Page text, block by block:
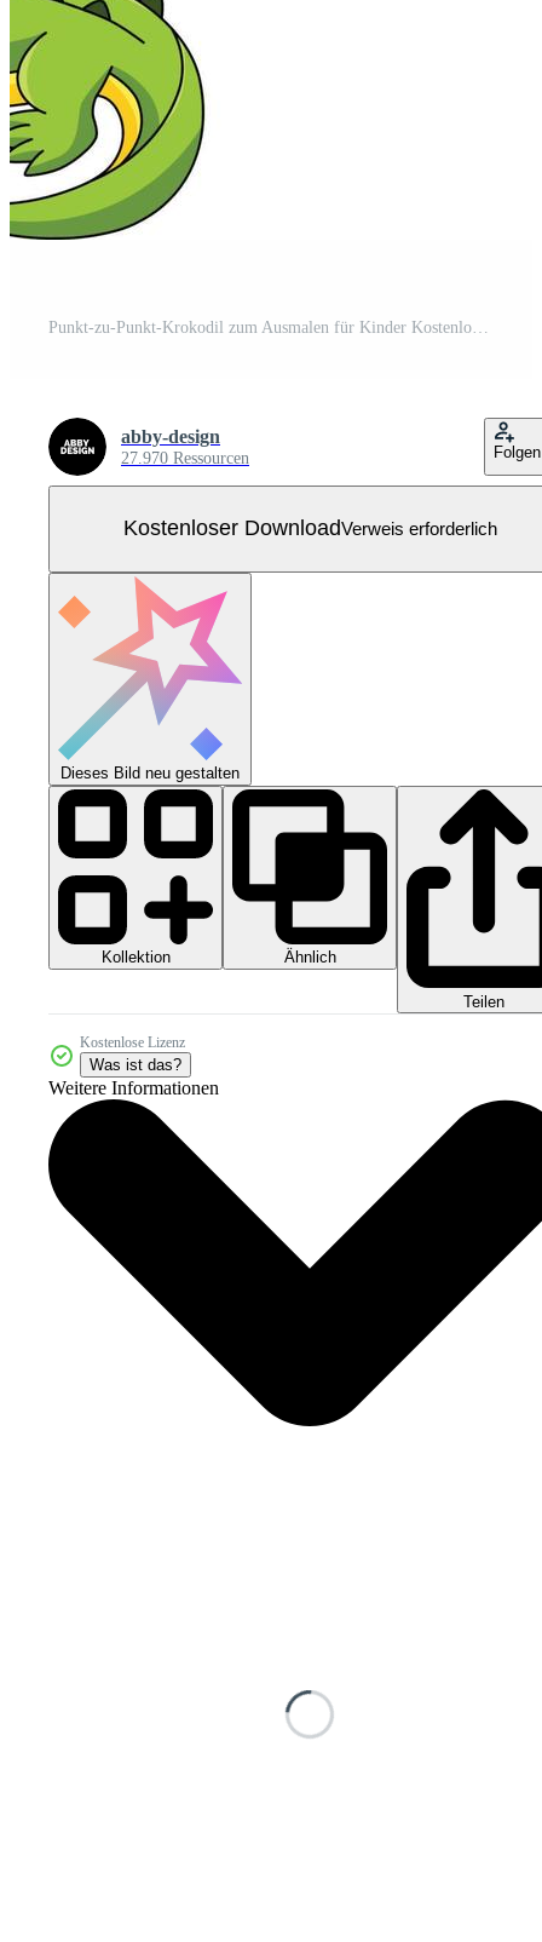
abby-design
27.970 Ressourcen Folgen
Kostenloser DownloadVerweis erforderlich
Dieses Bild neu gestalten
Kollektion Ähnlich
Teilen
Kostenlose Lizenz
Was ist das?
Weitere Informationen